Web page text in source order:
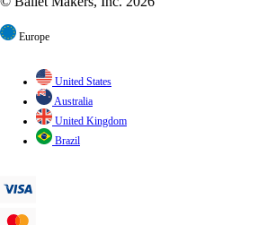
Europe
United States
Australia
United Kingdom
Brazil